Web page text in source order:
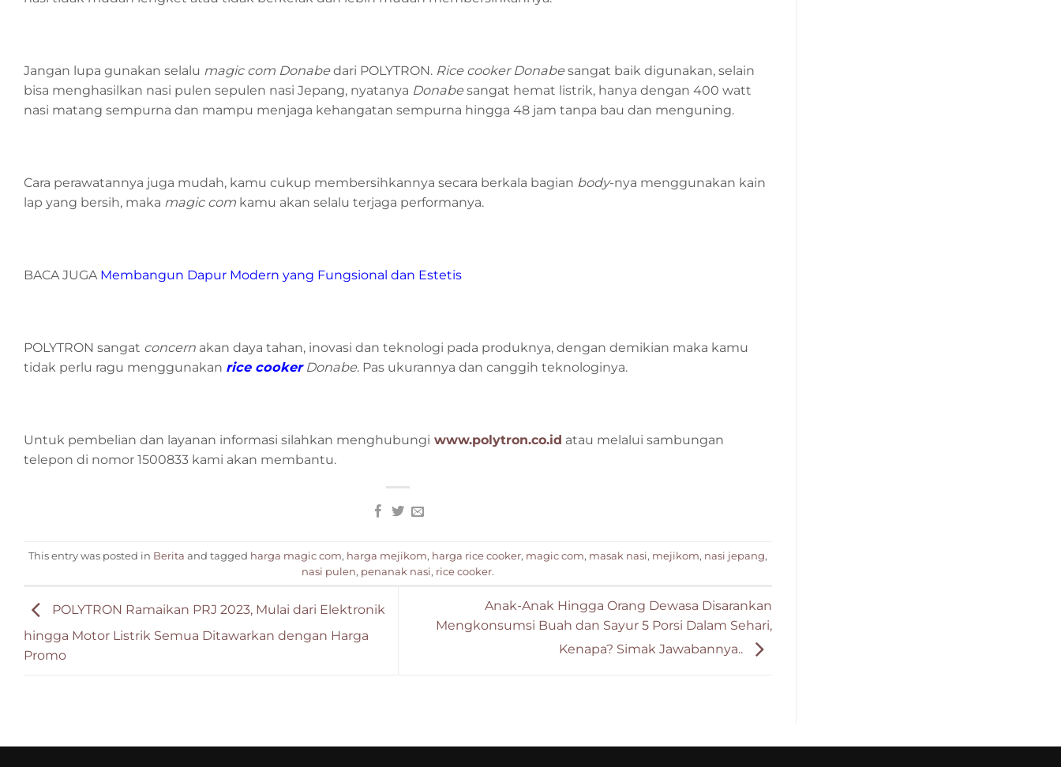
Jangan lupa gunakan selalu magic com Donabedari POLYTRON. Rice cooker Donabesangat baik digunakan, selain
bisa menghasilkan nasi pulen sepulen nasi Jepang, nyatanya Donabesangat hemat listrik, hanya dengan 400 watt
nasi matang sempurna dan mampu menjaga kehangatan sempurna hingga 48 jam tanpa bau dan menguning.
Cara perawatannya juga mudah, kamu cukup membersihkannya secara berkala bagian body-nya menggunakan kain
lap yang bersih, maka magic com kamu akan selalu terjaga performanya.
BACA JUGA Membangun Dapur Modern yang Fungsional dan Estetis
POLYTRON sangat concern akan daya tahan, inovasi dan teknologi pada produknya, dengan demikian maka kamu
tidak perlu ragu menggunakan rice cookerDonabe. Pas ukurannya dan canggih teknologinya.
Untuk pembelian dan layanan informasi silahkan menghubungi www.polytron.co.id atau melalui sambungan
telepon di nomor 1500833 kami akan membantu.
This entry was posted in Berita and tagged harga magic com, harga mejikom, harga rice cooker, magic com, masak nasi, mejikom, nasi jepang,
nasi pulen, penanak nasi, rice cooker.
POLYTRON Ramaikan PRJ 2023, Mulai dari Elektronik
hingga Motor Listrik Semua Ditawarkan dengan Harga
Promo
Anak-Anak Hingga Orang Dewasa Disarankan
Mengkonsumsi Buah dan Sayur 5 Porsi Dalam Sehari,
Kenapa? Simak Jawabannya..